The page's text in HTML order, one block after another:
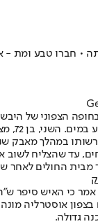
ומת - אך הוא נלחם
הצפוני של
אחד
במהלך מאבק
שהצליח לשוב
מבית החולים
אמר כי האיש סיפר
גדולה.